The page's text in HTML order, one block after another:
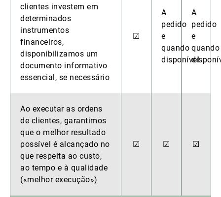
clientes investem em
determinados
instrumentos
financeiros,
disponibilizamos um
documento informativo
essencial, se necessário
☑
A
pedido
e
quando
disponível
A
pedido
e
quando
Ao executar as ordens
de clientes, garantimos
que o melhor resultado
possível é alcançado no
que respeita ao custo,
ao tempo e à qualidade
(«melhor execução»)
☑ ☑ ☑